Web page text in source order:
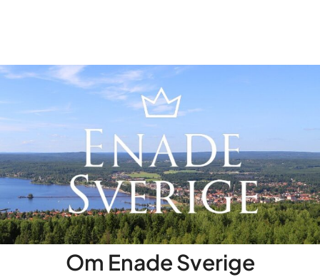
Om Enade Sverige